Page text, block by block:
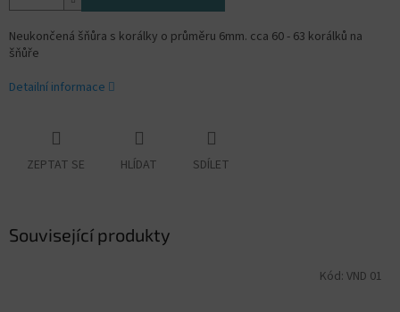
Neukončená šňůra s korálky o průměru 6mm. cca 60 - 63 korálků na
šňůře
Detailní informace
ZEPTAT SE HLÍDAT SDÍLET
Související produkty
Kód: VND 01